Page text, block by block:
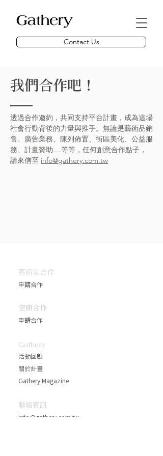
Contact Us
​我們合作吧！
透過合作邀約，共同支持平台計畫，成為這場
社會行動背後的力量與推手。無論是藝術品銷
售、廣告業務、陳列佈置、街區美化、公益服
務、計畫贊助....等等，任何創意合作點子，
請來信至 info@gathery.com.tw
​藝術家合作
申請合作
空間合作
申請合作
Gathery
活動回顧
關於計畫
Gathery Magazine
​聯絡資訊
info@gathery.com.tw